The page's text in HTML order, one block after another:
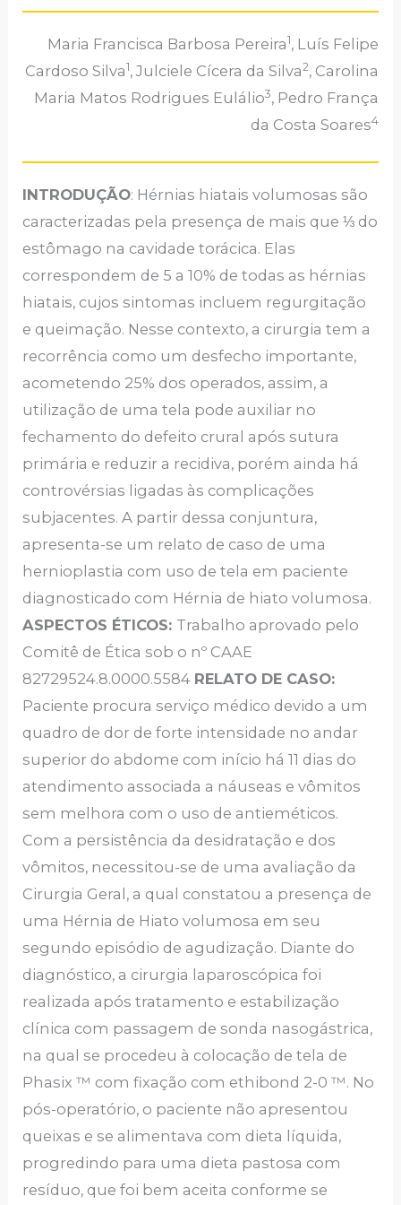
Maria Francisca Barbosa Pereira1, Luís Felipe
Cardoso Silva1, Julciele Cícera da Silva2, Carolina
Maria Matos Rodrigues Eulálio3, Pedro França
da Costa Soares4
INTRODUÇÃO: Hérnias hiatais volumosas são
caracterizadas pela presença de mais que ⅓ do
estômago na cavidade torácica. Elas
correspondem de 5 a 10% de todas as hérnias
hiatais, cujos sintomas incluem regurgitação
e queimação. Nesse contexto, a cirurgia tem a
recorrência como um desfecho importante,
acometendo 25% dos operados, assim, a
utilização de uma tela pode auxiliar no
fechamento do defeito crural após sutura
primária e reduzir a recidiva, porém ainda há
controvérsias ligadas às complicações
subjacentes. A partir dessa conjuntura,
apresenta-se um relato de caso de uma
hernioplastia com uso de tela em paciente
diagnosticado com Hérnia de hiato volumosa.
ASPECTOS ÉTICOS: Trabalho aprovado pelo
Comitê de Ética sob o nº CAAE
82729524.8.0000.5584 RELATO DE CASO:
Paciente procura serviço médico devido a um
quadro de dor de forte intensidade no andar
superior do abdome com início há 11 dias do
atendimento associada a náuseas e vômitos
sem melhora com o uso de antieméticos.
Com a persistência da desidratação e dos
vômitos, necessitou-se de uma avaliação da
Cirurgia Geral, a qual constatou a presença de
uma Hérnia de Hiato volumosa em seu
segundo episódio de agudização. Diante do
diagnóstico, a cirurgia laparoscópica foi
realizada após tratamento e estabilização
clínica com passagem de sonda nasogástrica,
na qual se procedeu à colocação de tela de
Phasix ™ com fixação com ethibond 2-0 ™. No
pós-operatório, o paciente não apresentou
queixas e se alimentava com dieta líquida,
progredindo para uma dieta pastosa com
resíduo, que foi bem aceita conforme se